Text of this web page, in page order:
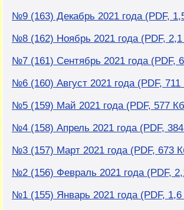
№9 (163) Декабрь 2021 года (PDF,
№8 (162) Ноябрь 2021 года (PDF,
№7 (161) Сентябрь 2021 года (PDF,
№6 (160) Август 2021 года (PDF, 711
№5 (159) Май 2021 года (PDF, 577
№4 (158) Апрель 2021 года (PDF,
№3 (157) Март 2021 года (PDF, 673
№2 (156) Февраль 2021 года (PDF,
№1 (155) Январь 2021 года (PDF,